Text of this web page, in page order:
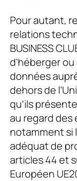
Pour autant,
relations
BUSINESS
d’héberger
données
dehors de
qu’ils
au regard des
notamment si
adéquat de
articles 44 et
Européen